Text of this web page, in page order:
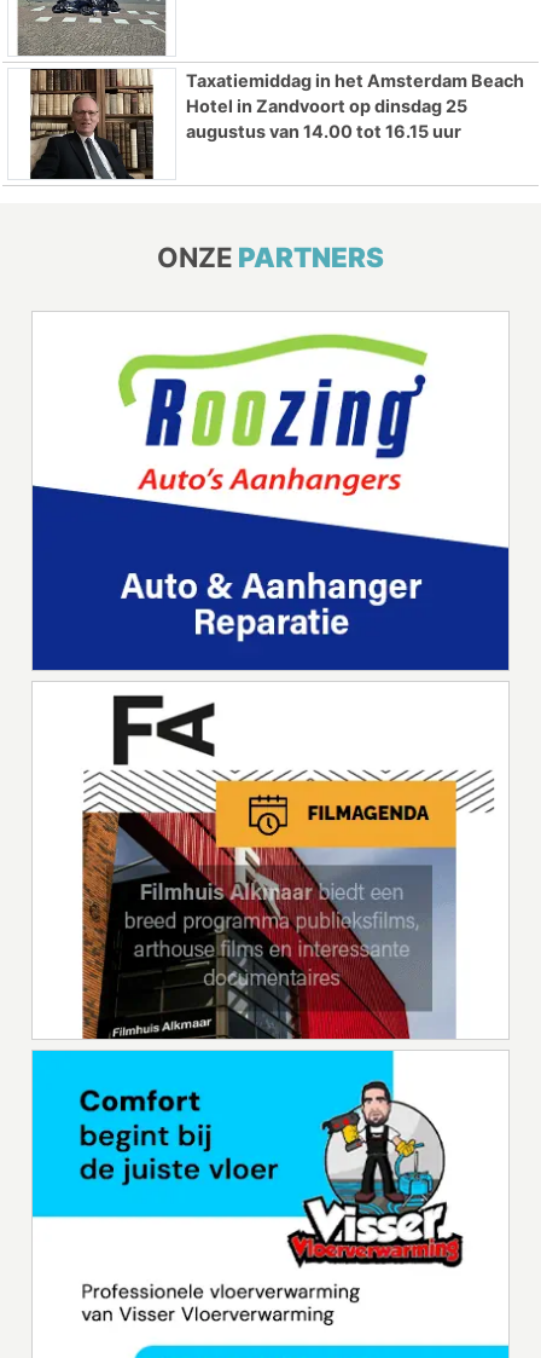
Taxatiemiddag in het Amsterdam Beach
Hotel in Zandvoort op dinsdag 25
augustus van 14.00 tot 16.15 uur
ONZE PARTNERS